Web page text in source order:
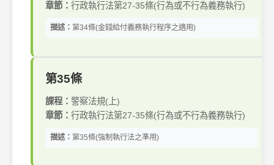
章節： 行政執行法第27-35條(行為或不行為義務執行)
描述： 第34條(金錢給付義務執行程序之適用)
第35條
課程： 警察法規(上)
章節： 行政執行法第27-35條(行為或不行為義務執行)
描述： 第35條(強制執行法之準用)